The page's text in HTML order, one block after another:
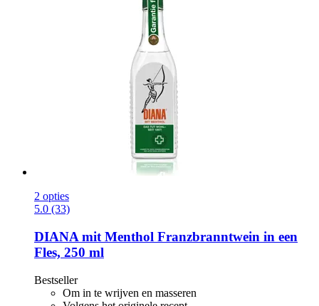
2 opties
5.0 (33)
DIANA mit Menthol Franzbranntwein in een
Fles, 250 ml
Bestseller
Om in te wrijven en masseren